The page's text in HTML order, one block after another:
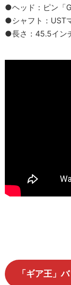
●ヘッド：ピン「
●シャフト：UST
●長さ：45.5イン
「ギア王」